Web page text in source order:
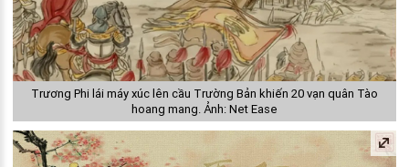
Trương Phi lái máy xúc lên cầu Trường Bản khiến 20 vạn quân Tào
hoang mang. Ảnh: Net Ease